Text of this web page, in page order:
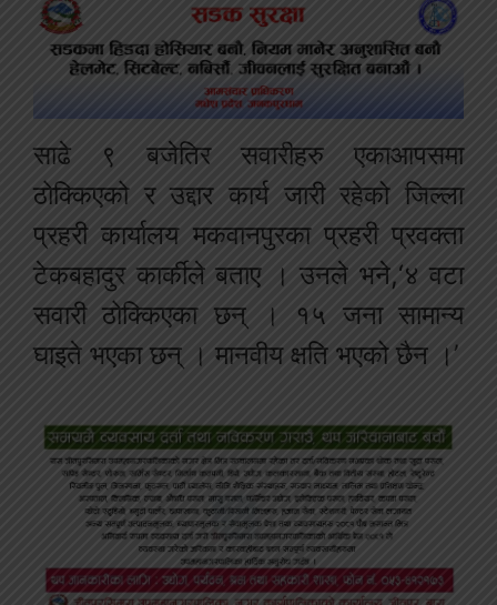
साढे ९ बजेतिर सवारीहरु एकाआपसमा
ठोक्किएको र उद्दार कार्य जारी रहेको जिल्ला
प्रहरी कार्यालय मकवानपुरका प्रहरी प्रवक्ता
टेकबहादुर कार्कीले बताए । उनले भने,‘४ वटा
सवारी ठोक्किएका छन् । १५ जना सामान्य
घाइते भएका छन् । मानवीय क्षति भएको छैन ।’